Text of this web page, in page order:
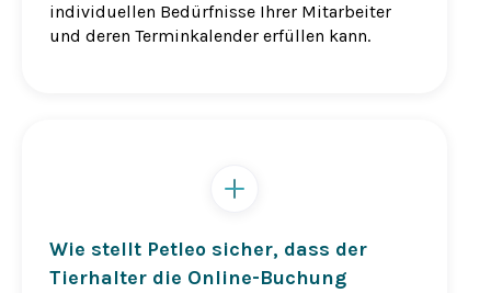
individuellen Bedürfnisse Ihrer Mitarbeiter
und deren Terminkalender erfüllen kann.
Wie stellt Petleo sicher, dass der
Tierhalter die Online-Buchung